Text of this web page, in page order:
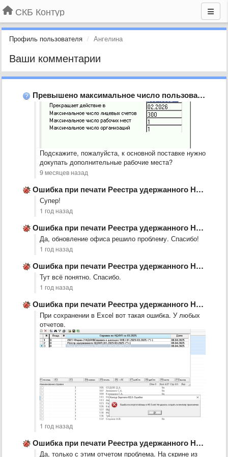
СКБ Контур
Профиль пользователя Ангелина
Ваши комментарии
Превышено максимальное число пользователей в сетевой версии КЗ
Подскажите, пожалуйста, к основной поставке нужно
докупать дополнительные рабочие места?
9 месяцев назад
Ошибка при печати Реестра удержанного НДФЛ
Супер!
1 год назад
Ошибка при печати Реестра удержанного НДФЛ
Да, обновление офиса решило проблему. Спасибо!
1 год назад
Ошибка при печати Реестра удержанного НДФЛ
Тут всё понятно. Спасибо.
1 год назад
Ошибка при печати Реестра удержанного НДФЛ
При сохранении в Excel вот такая ошибка. У любых
отчетов.
1 год назад
Ошибка при печати Реестра удержанного НДФЛ
Да, только с этим отчетом проблема. На скрине из